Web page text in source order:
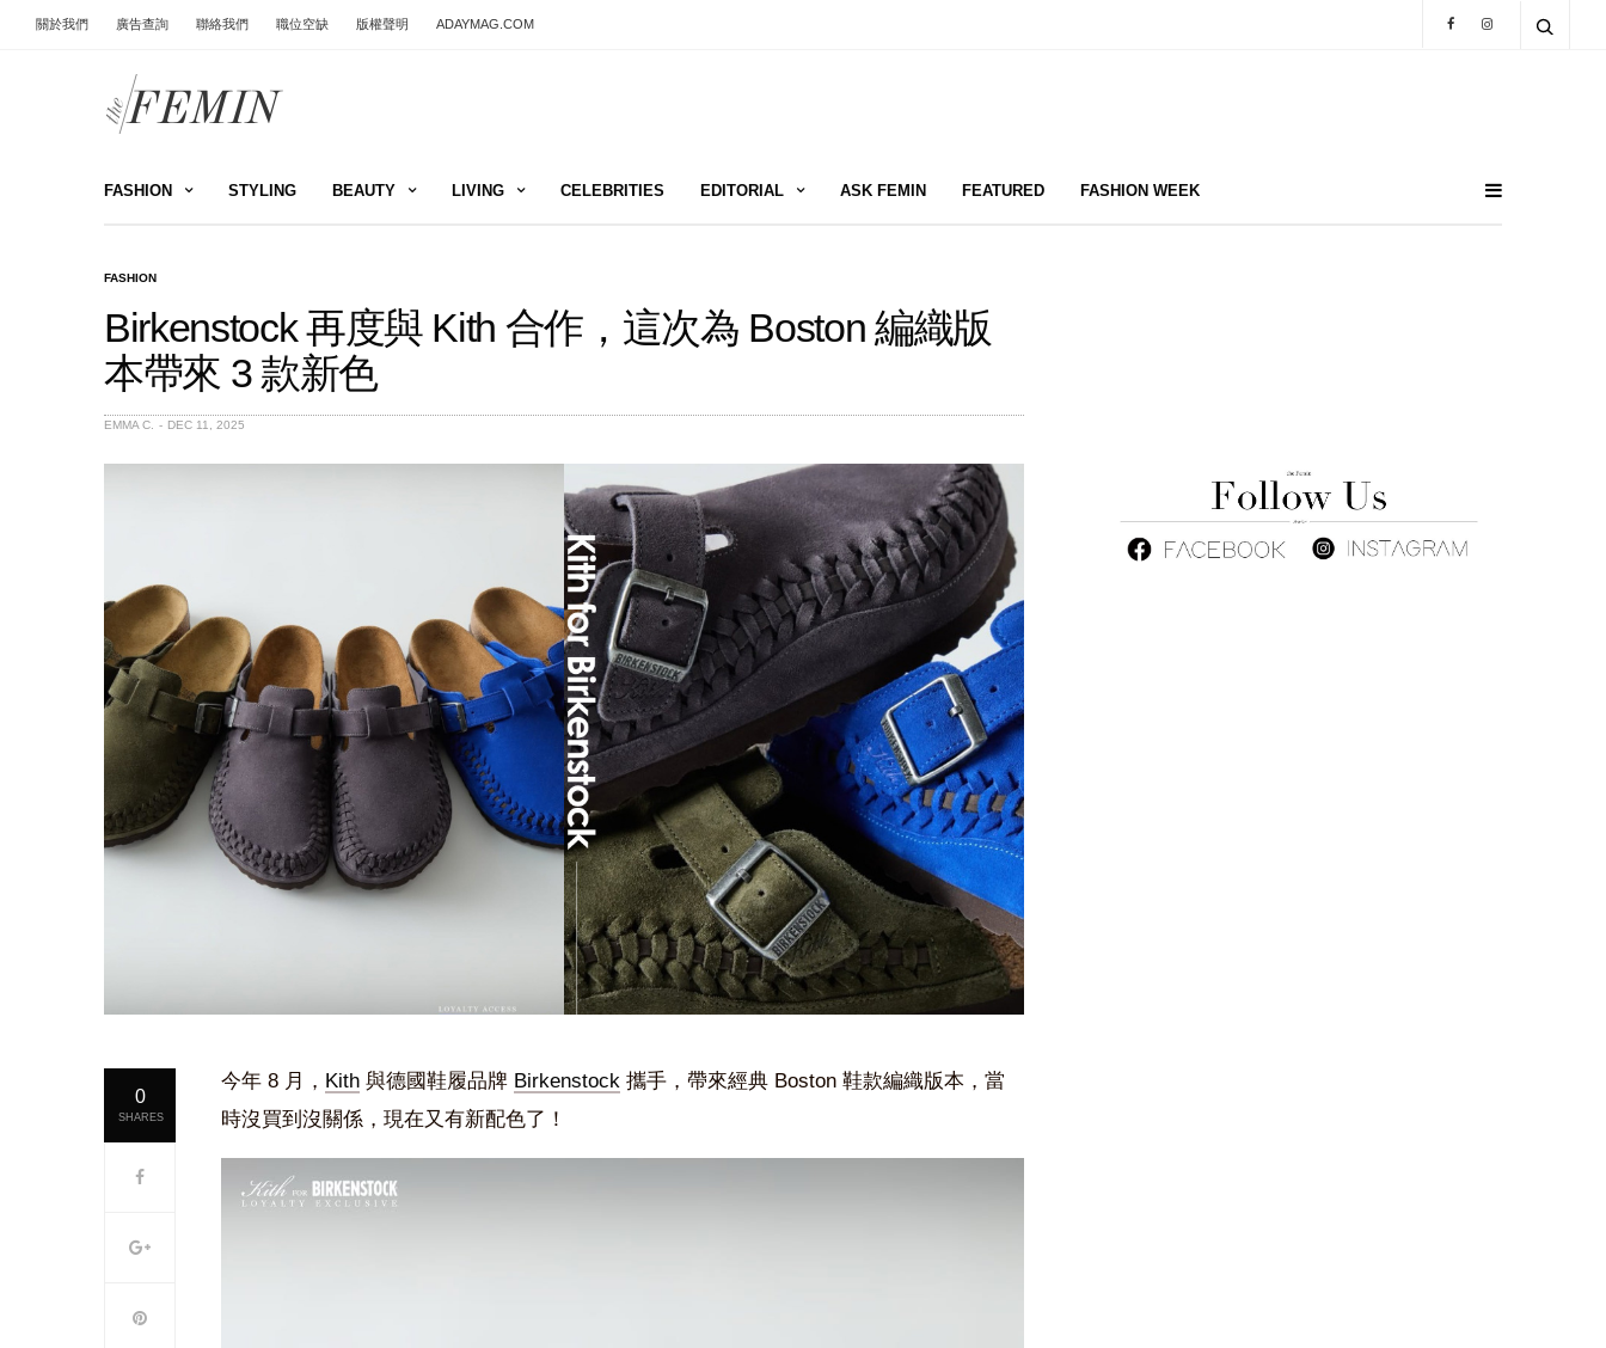
關於我們 廣告查詢 聯絡我們 職位空缺 版權聲明 ADAYMAG.COM
FASHION STYLING BEAUTY LIVING CELEBRITIES EDITORIAL ASK FEMIN FEATURED FASHION WEEK
FASHION
Birkenstock 再度與 Kith 合作，這次為 Boston 編織版
本帶來 3 款新色
EMMA C. DEC 11, 2025
0
SHARES
今年 8 月， Kith 與德國鞋履品牌 Birkenstock 攜手，帶來經典 Boston 鞋款編織版本，當
時沒買到沒關係，現在又有新配色了！